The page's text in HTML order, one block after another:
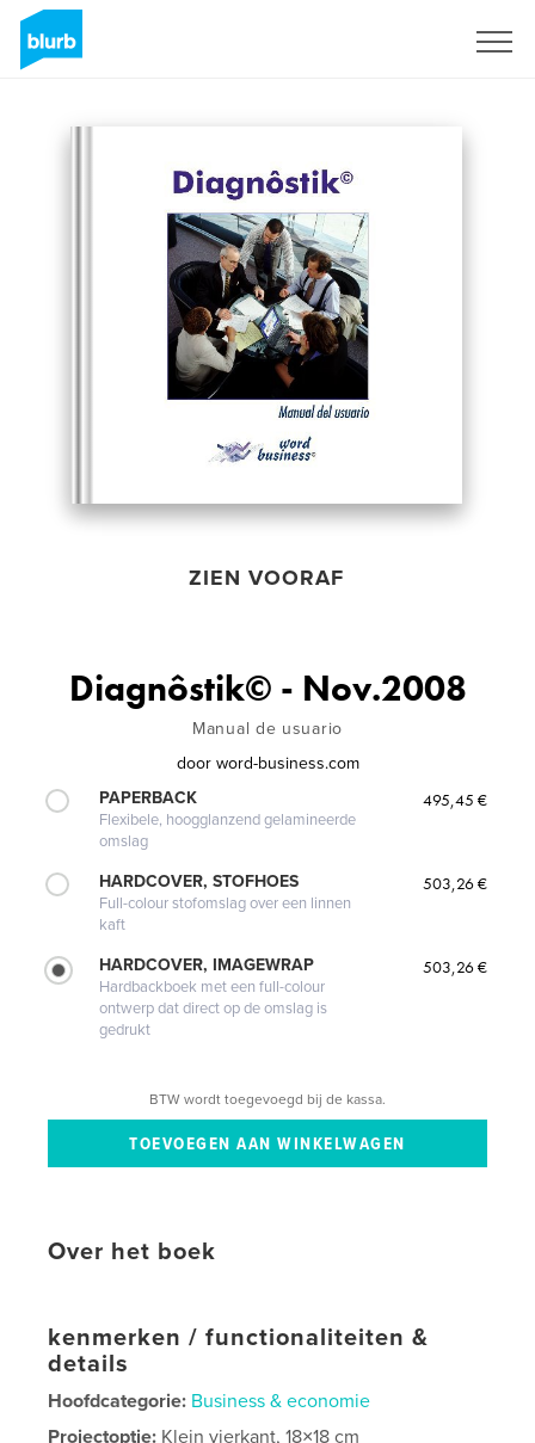
ZIEN VOORAF
Diagnôstik© - Nov.2008
Manual de usuario
door word-business.com
PAPERBACK
Flexibele, hoogglanzend gelamineerde
omslag
495,45 €
HARDCOVER, STOFHOES
Full-colour stofomslag over een linnen
kaft
503,26 €
HARDCOVER, IMAGEWRAP
Hardbackboek met een full-colour
ontwerp dat direct op de omslag is
gedrukt
503,26 €
BTW wordt toegevoegd bij de kassa.
Over het boek
kenmerken / functionaliteiten &
details
Hoofdcategorie: Business & economie
Projectoptie: Klein vierkant, 18×18 cm